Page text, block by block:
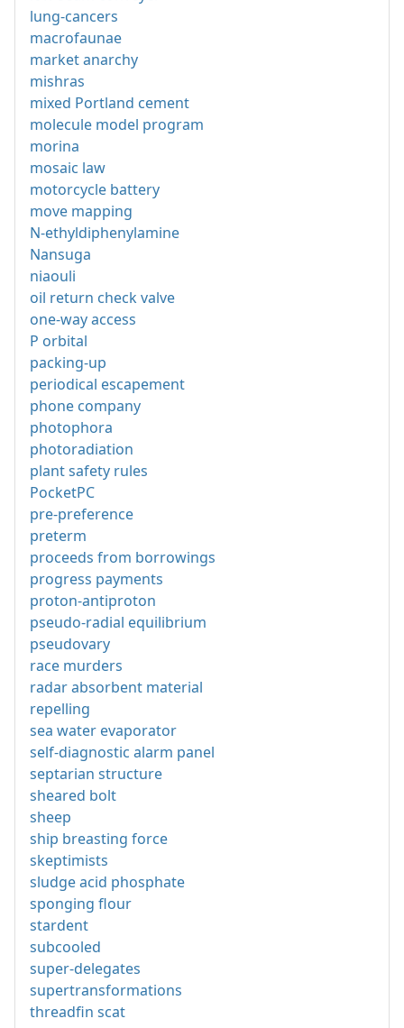
lung-cancers
macrofaunae
market anarchy
mishras
mixed Portland cement
molecule model program
morina
mosaic law
motorcycle battery
move mapping
N-ethyldiphenylamine
Nansuga
niaouli
oil return check valve
one-way access
P orbital
packing-up
periodical escapement
phone company
photophora
photoradiation
plant safety rules
PocketPC
pre-preference
preterm
proceeds from borrowings
progress payments
proton-antiproton
pseudo-radial equilibrium
pseudovary
race murders
radar absorbent material
repelling
sea water evaporator
self-diagnostic alarm panel
septarian structure
sheared bolt
sheep
ship breasting force
skeptimists
sludge acid phosphate
sponging flour
stardent
subcooled
super-delegates
supertransformations
threadfin scat